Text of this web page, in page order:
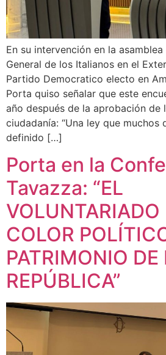
En su intervención en la
General de los Italianos en el
Partido Democratico electo en
Porta quiso señalar que este
año después de la aprobación de
ciudadanía: “Una ley que muchos
definido […]
Porta en la
Tavazza: “EL
VOLUNTARIADO
COLOR
PATRIMONIO DE
REPÚBLICA”